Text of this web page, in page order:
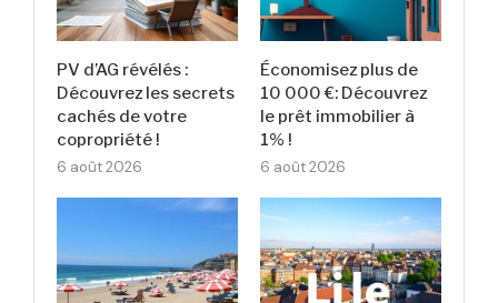
PV d’AG révélés :
Découvrez les secrets
cachés de votre
copropriété !
6 août 2026
Économisez plus de
10 000 €: Découvrez
le prêt immobilier à
1% !
6 août 2026